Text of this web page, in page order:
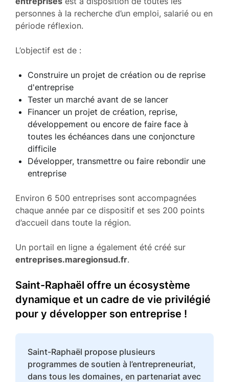
personnes à la recherche d’un emploi, salarié ou en
période réflexion.
L’objectif est de :
Construire un projet de création ou de reprise
d'entreprise
Tester un marché avant de se lancer
Financer un projet de création, reprise,
développement ou encore de faire face à
toutes les échéances dans une conjoncture
difficile
Développer, transmettre ou faire rebondir une
entreprise
Environ 6 500 entreprises sont accompagnées
chaque année par ce dispositif et ses 200 points
d’accueil dans toute la région.
Un portail en ligne a également été créé sur
entreprises.maregionsud.fr.
Saint-Raphaël offre un écosystème
dynamique et un cadre de vie privilégié
pour y développer son entreprise !
Saint-Raphaël propose plusieurs
programmes de soutien à l’entrepreneuriat,
dans tous les domaines, en partenariat avec